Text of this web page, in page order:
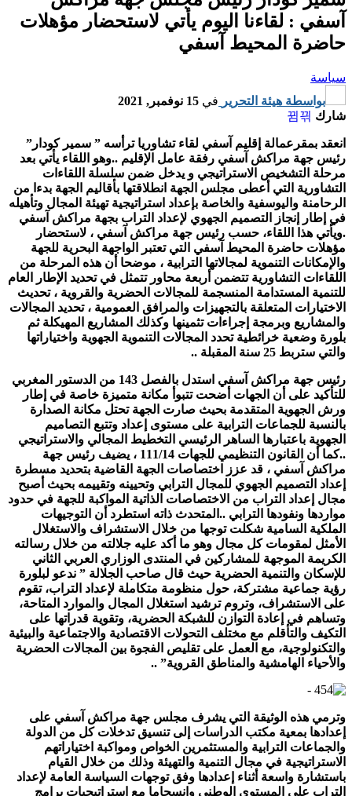
آسفي : لقاءنا اليوم يأتي لاستحضار مؤهلات
حاضرة المحيط آسفي
سياسة
بواسطة هيئة التحرير في 15 نوفمبر, 2021
شارك
انعقد بمقرعمالة إقليم آسفي لقاء تشاوريا ترأسه ” سمير كودار”
رئيس جهة مراكش آسفي رفقة عامل الإقليم ..وهو اللقاء يأتي بعد
مرحلة التشخيص الاستراتيجي و يدخل ضمن سلسلة اللقاءات
التشاورية التي أعطى مجلس الجهة انطلاقتها بأقاليم الجهة بدءا من
الرحامنة واليوسفية والخاصة بإعداد استراتيجية تهيئة المجال وتأهيله
في إطار إنجاز التصميم الجهوي لإعداد التراب بجهة مراكش آسفي
.ويأتي هذا اللقاء، حسب رئيس جهة مراكش آسفي ، لاستحضار
مؤهلات حاضرة المحيط آسفي التي تعتبر الواجهة البحرية للجهة
والإمكانات التنموية لمجالاتها الترابية ، موضحا أن هذه المرحلة من
اللقاءات التشاورية تتضمن أربعة محاور تتمثل في تحديد الإطار العام
للتنمية المستدامة المنسجمة للمجالات الحضرية والقروية ، تحديث
الاختيارات المتعلقة بالتجهيزات والمرافق العمومية ، تحديد المجالات
والمشاريع وبرمجة إجراءات تثمينها وكذلك المشاريع المهيكلة ثم
بلورة وضعية خرائطية تحدد المجالات التنموية الجهوية واختياراتها
والتي ستربط 25 سنة المقبلة ..
رئيس جهة مراكش آسفي استدل بالفصل 143 من الدستور المغربي
للتأكيد على أن الجهات أضحت تتبوأ مكانة متميزة خاصة في إطار
ورش الجهوية المتقدمة بحيث صارت الجهة تحتل مكانة الصدارة
بالنسبة للجماعات الترابية على مستوى إعداد وتتبع التصاميم
الجهوية باعتبارها الساهر الرئيسي التخطيط المجالي والاستراتيجي
..كما أن القانون التنظيمي للجهات 111/14 ، يضيف رئيس جهة
مراكش آسفي ، قد عزز اختصاصات الجهة القاضية بتحديد مسطرة
إعداد التصميم الجهوي للمجال الترابي وتحيينه وتقييمه بحيث أصبح
مجال إعداد التراب من الاختصاصات الذاتية المواكبة للجهة في حدود
مواردها ونفودها الترابي ..المتحدث ذاته استطرد أن التوجيهات
الملكية السامية شكلت توجها من خلال الاستشراف والاستغلال
الأمثل لمقومات كل مجال وهو ما أكد عليه جلالته من خلال رسالته
الكريمة الموجهة للمشاركين في المنتدى الوزاري العربي الثاني
للإسكان والتنمية الحضرية حيث قال صاحب الجلالة ” ندعو لبلورة
رؤية جماعية مشتركة، حول منظومة متكاملة لإعداد التراب، تقوم
على الاستشراف، وتروم ترشيد استغلال المجال والموارد المتاحة،
وتساهم في إعادة التوازن للشبكة الحضرية، وتقوية قدراتها على
التكيف والتأقلم مع مختلف التحولات الاقتصادية والاجتماعية والبيئية
والتكنولوجية، مع العمل على تقليص الفجوة بين المجالات الحضرية
والأحياء الهامشية والمناطق القروية” ..
وترمي هذه الوثيقة التي يشرف مجلس جهة مراكش آسفي على
إعدادها بمعية مكتب الدراسات إلى تنسيق تدخلات كل من الدولة
والجماعات الترابية والمستثمرين الخواص ومواكبة اختياراتهم
الاستراتيجية في مجال التنمية والتهيئة وذلك من خلال القيام
باستشارة واسعة أثناء إعدادها وفق توجهات السياسة العامة لإعداد
التراب على المستوى الوطني وانسجاما مع استراتيجيات برامج